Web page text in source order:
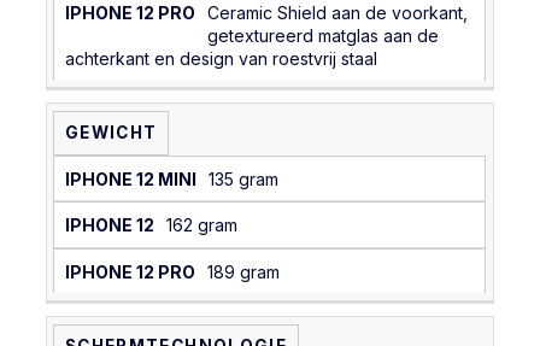
Ceramic Shield aan de voorkant,
getextureerd matglas aan de
achterkant en design van roestvrij staal
GEWICHT
135 gram
162 gram
189 gram